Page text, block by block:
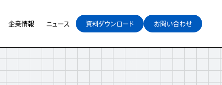
企業情報 ニュース 資料ダウンロード お問い合わせ